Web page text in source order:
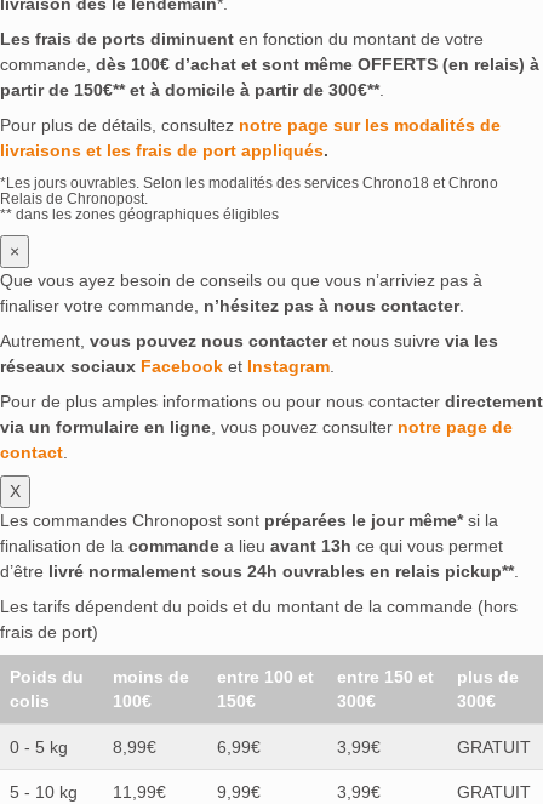
livraison dès le lendemain*.
Les frais de ports diminuent en fonction du montant de votre
commande, dès 100€ d’achat et sont même OFFERTS (en relais) à
partir de 150€** et à domicile à partir de 300€**.
Pour plus de détails, consultez notre page sur les modalités de
livraisons et les frais de port appliqués.
*Les jours ouvrables. Selon les modalités des services Chrono18 et Chrono
Relais de Chronopost.
** dans les zones géographiques éligibles
×
Que vous ayez besoin de conseils ou que vous n’arriviez pas à
finaliser votre commande, n’hésitez pas à nous contacter.
Autrement, vous pouvez nous contacteret nous suivre via les
réseaux sociaux Facebook et Instagram.
Pour de plus amples informations ou pour nous contacter directement
via un formulaire en ligne, vous pouvez consulter notre page de
contact.
X
Les commandes Chronopost sont préparées le jour même*si la
finalisation de la commande a lieu avant 13h ce qui vous permet
d’être livré normalement sous 24h ouvrables en relais pickup**.
Les tarifs dépendent du poids et du montant de la commande (hors
frais de port)
Poids du
colis
moins de
100€
entre 100 et
150€
entre 150 et
300€
plus de
300€
0 - 5 kg 8,99€ 6,99€ 3,99€ GRATUIT
5 - 10 kg 11,99€ 9,99€ 3,99€ GRATUIT